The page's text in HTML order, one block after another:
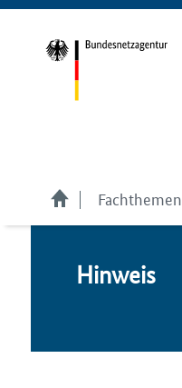
Fachthemen
Hin­weis